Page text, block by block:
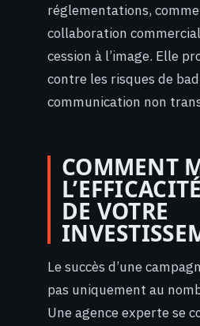
réglementations,
collaboration
cession à l’image. Elle
contre les risques de
communication non
COMMENT
DE VOTRE
Le succès d’une
pas uniquement au
Une agence experte se